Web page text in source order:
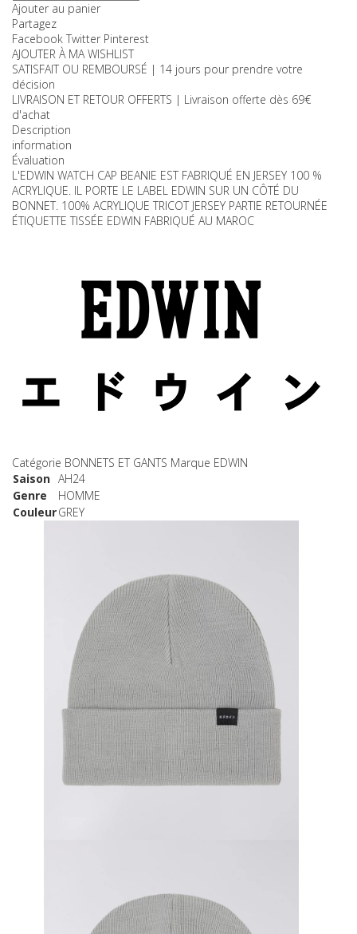
Ajouter au panier
Partagez
Facebook Twitter Pinterest
AJOUTER À MA WISHLIST
SATISFAIT OU REMBOURSÉ | 14 jours pour prendre votre
décision
LIVRAISON ET RETOUR OFFERTS | Livraison offerte dès 69€
d'achat
Description
information
Évaluation
L'EDWIN WATCH CAP BEANIE EST FABRIQUÉ EN JERSEY 100 %
ACRYLIQUE. IL PORTE LE LABEL EDWIN SUR UN CÔTÉ DU
BONNET. 100% ACRYLIQUE TRICOT JERSEY PARTIE RETOURNÉE
ÉTIQUETTE TISSÉE EDWIN FABRIQUÉ AU MAROC
Catégorie BONNETS ET GANTS Marque EDWIN
Saison AH24
Genre
HOMME
CouleurGREY